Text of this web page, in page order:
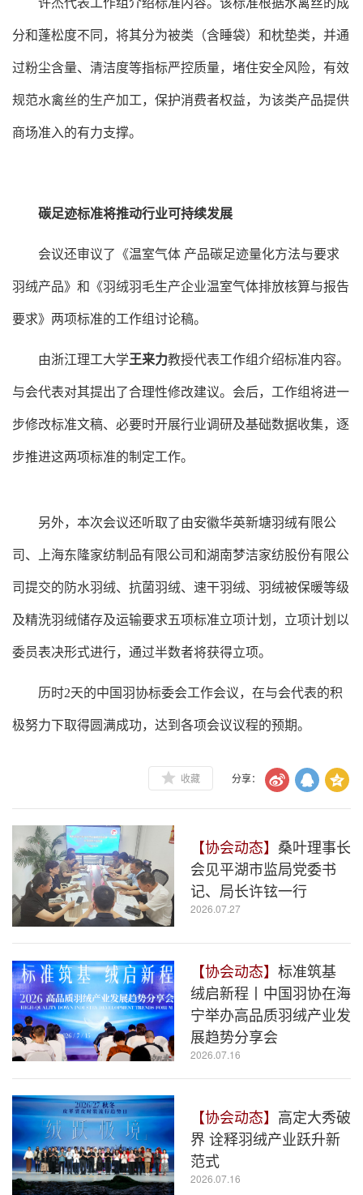
许杰代表工作组介绍标准内容。该标准根据水禽丝的成
分和蓬松度不同，将其分为被类（含睡袋）和枕垫类，并通
过粉尘含量、清洁度等指标严控质量，堵住安全风险，有效
规范水禽丝的生产加工，保护消费者权益，为该类产品提供
商场准入的有力支撑。
碳足迹标准将推动行业可持续发展
会议还审议了《温室气体 产品碳足迹量化方法与要求
羽绒产品》和《羽绒羽毛生产企业温室气体排放核算与报告
要求》两项标准的工作组讨论稿。
由浙江理工大学王来力教授代表工作组介绍标准内容。
与会代表对其提出了合理性修改建议。会后，工作组将进一
步修改标准文稿、必要时开展行业调研及基础数据收集，逐
步推进这两项标准的制定工作。
另外，本次会议还听取了由安徽华英新塘羽绒有限公
司、上海东隆家纺制品有限公司和湖南梦洁家纺股份有限公
司提交的防水羽绒、抗菌羽绒、速干羽绒、羽绒被保暖等级
及精洗羽绒储存及运输要求五项标准立项计划，立项计划以
委员表决形式进行，通过半数者将获得立项。
历时2天的中国羽协标委会工作会议，在与会代表的积
极努力下取得圆满成功，达到各项会议议程的预期。
收藏 分享：
【协会动态】 桑叶理事长
会见平湖市监局党委书
记、局长许铉一行
2026.07.27
【协会动态】 标准筑基
绒启新程丨中国羽协在海
宁举办高品质羽绒产业发
展趋势分享会
2026.07.16
【协会动态】 高定大秀破
界 诠释羽绒产业跃升新
范式
2026.07.16